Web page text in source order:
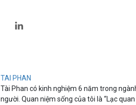
TAI PHAN
Tài Phan có kinh nghiệm 6 năm trong
người. Quan niệm sống của tôi là “Lạc